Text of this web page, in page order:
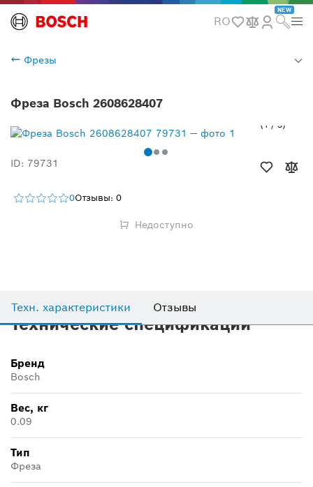
RO
NEW
Фрезы
Фреза Bosch 2608628407
1 / 3
ID: 79731
0Отзывы: 0
Недоступно
Техн. характеристики Отзывы
Технические спецификации
Бренд
Bosch
Вес, кг
0.09
Тип
Фреза